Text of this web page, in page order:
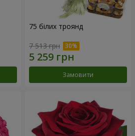
75 білих троянд
7 513 грн
Замовити